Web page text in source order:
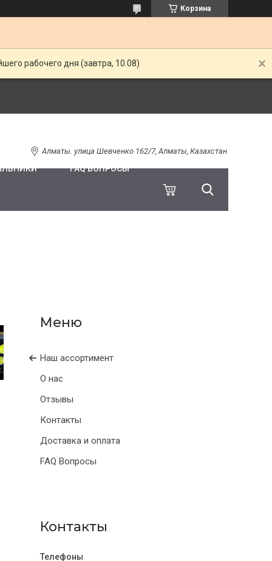
Корзина
рабочего дня (завтра, 10.08)
Алматы. улица Шевченко 162/7, Алматы, Казахстан
FAQ ВОПРОСЫ
Наш ассортимент
О нас
Отзывы
Контакты
Доставка и оплата
FAQ Вопросы
Контакты